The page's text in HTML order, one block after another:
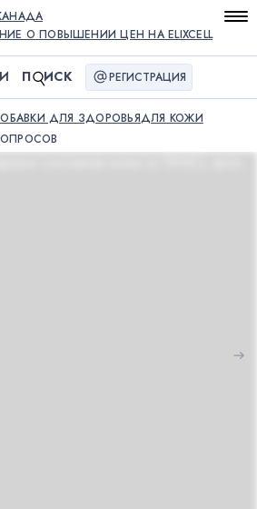
О ПОВЫШЕНИИ ЦЕН НА ELIXCELL
П ИСК РЕГИСТРАЦИЯ
ДЛЯ ЗДОРОВЬЯДЛЯ КОЖИ